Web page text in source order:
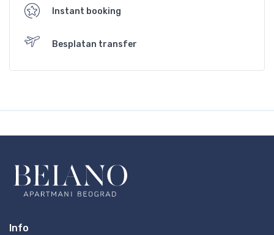
Instant booking
Besplatan transfer
Info